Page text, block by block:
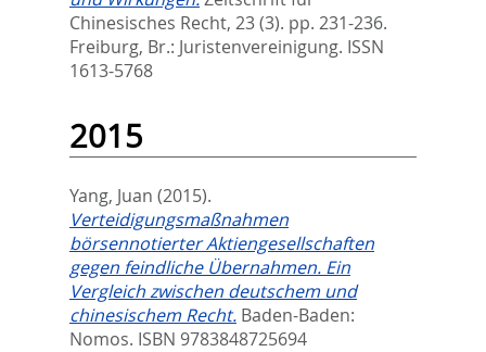
Chinesisches Recht, 23 (3). pp. 231-236.
Freiburg, Br.: Juristenvereinigung. ISSN
1613-5768
2015
Yang, Juan (2015).
Verteidigungsmaßnahmen
börsennotierter Aktiengesellschaften
gegen feindliche Übernahmen. Ein
Vergleich zwischen deutschem und
chinesischem Recht. Baden-Baden:
Nomos. ISBN 9783848725694